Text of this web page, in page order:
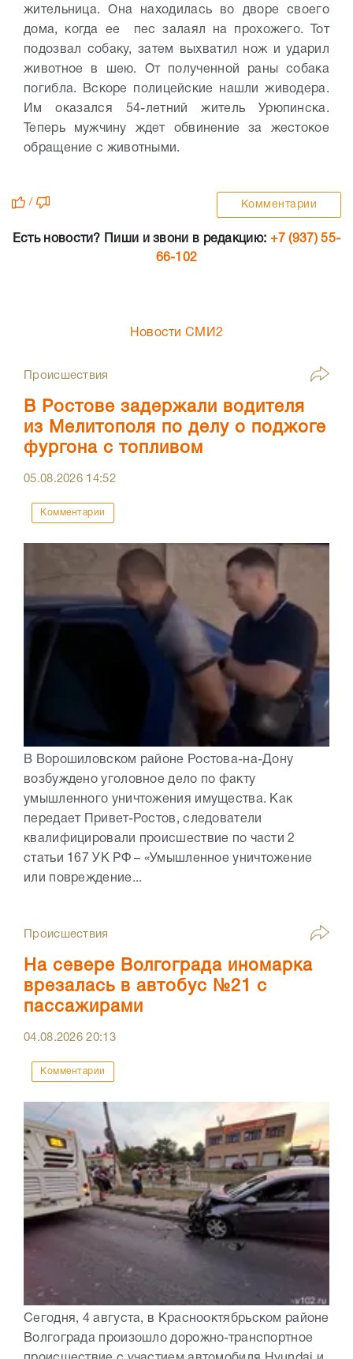
жительница. Она находилась во дворе своего
дома, когда ее пес залаял на прохожего. Тот
подозвал собаку, затем выхватил нож и ударил
животное в шею. От полученной раны собака
погибла. Вскоре полицейские нашли живодера.
Им оказался 54-летний житель Урюпинска.
Теперь мужчину ждет обвинение за жестокое
обращение с животными.
/ Комментарии
Есть новости? Пиши и звони в редакцию: +7 (937) 55-
66-102
Новости СМИ2
Происшествия
В Ростове задержали водителя
из Мелитополя по делу о поджоге
фургона с топливом
05.08.2026 14:52
Комментарии
В Ворошиловском районе Ростова-на-Дону
возбуждено уголовное дело по факту
умышленного уничтожения имущества. Как
передает Привет-Ростов, следователи
квалифицировали происшествие по части 2
статьи 167 УК РФ – «Умышленное уничтожение
или повреждение...
Происшествия
На севере Волгограда иномарка
врезалась в автобус №21 с
пассажирами
04.08.202620:13
Комментарии
Сегодня, 4 августа, в Краснооктябрьском районе
Волгограда произошло дорожно-транспортное